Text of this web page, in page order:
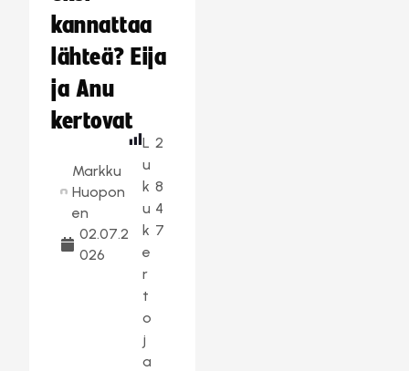
kannattaa
lähteä? Eija
ja Anu
kertovat
Markku
Huopon
en
02.07.2
026
L
u
k
u
k
e
r
t
o
j
a
2
8
4
7